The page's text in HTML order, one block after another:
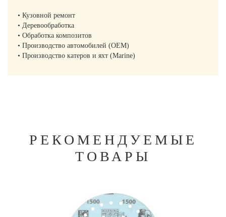
• Кузовной ремонт
• Деревообработка
• Обработка композитов
• Производство автомобилей (OEM)
• Производство катеров и яхт (Marine)
РЕКОМЕНДУЕМЫЕ
ТОВАРЫ